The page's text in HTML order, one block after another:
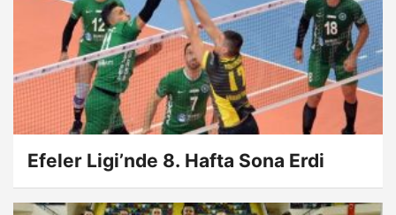
Efeler Ligi’nde 8. Hafta Sona Erdi